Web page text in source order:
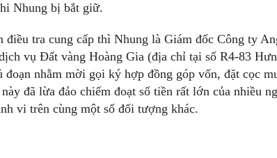
Nhung bị bắt giữ.
tra cung cấp thì Nhung là Giám đốc Công ty
vụ Đất vàng Hoàng Gia (địa chỉ tại số R4-83
nhằm mời gọi ký hợp đồng góp vốn, đặt cọc
đã lừa đảo chiếm đoạt số tiền rất lớn của nhiều
vi trên cùng một số đối tượng khác.